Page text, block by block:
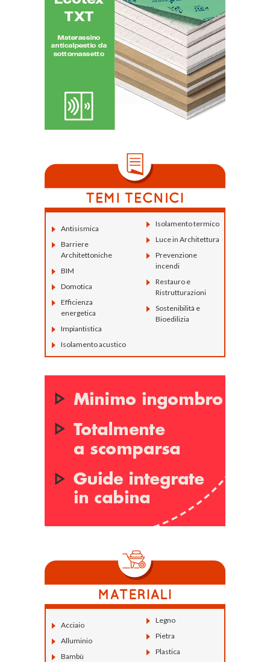
Antisismica
Barriere
Architettoniche
BIM
Domotica
Efficienza
energetica
Impiantistica
Isolamento acustico
Isolamento termico
Luce in Architettura
Prevenzione
incendi
Restauro e
Ristrutturazioni
Sostenibilità e
Bioedilizia
Acciaio
Alluminio
Bambù
Legno
Pietra
Plastica